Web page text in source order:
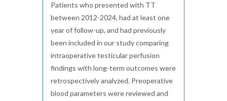
Patients who presented with TT
between 2012-2024, had at least one
year of follow-up, and had previously
been included in our study comparing
intraoperative testicular perfusion
findings with long-term outcomes were
retrospectively analyzed. Preoperative
blood parameters were reviewed and